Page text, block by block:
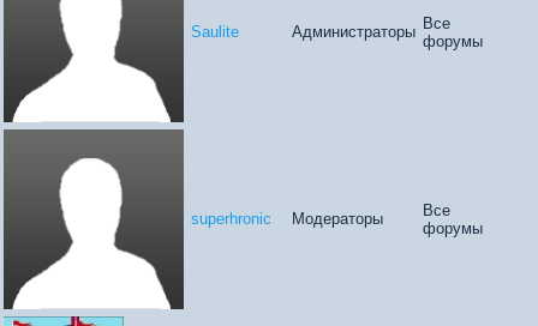
Saulite Администраторы Все
форумы
superhronic Модераторы
Все
форумы